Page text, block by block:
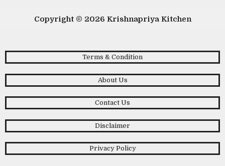
Copyright © 2026 Krishnapriya Kitchen
Terms & Condition
About Us
Contact Us
Disclaimer
Privacy Policy